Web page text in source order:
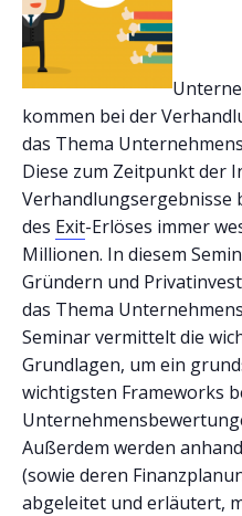
kommen bei der
das Thema
Diese zum Zeitpunkt der
Verhandlungsergebnisse
des Exit-Erlöses immer
Millionen. In diesem
Gründern und
das Thema
Seminar vermittelt die
Grundlagen, um ein
wichtigsten Frameworks
Außerdem werden
(sowie deren
abgeleitet und erläutert,